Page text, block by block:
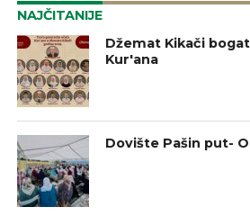
NAJČITANIJE
Džemat Kikači
Kur'ana
Dovište Pašin put-